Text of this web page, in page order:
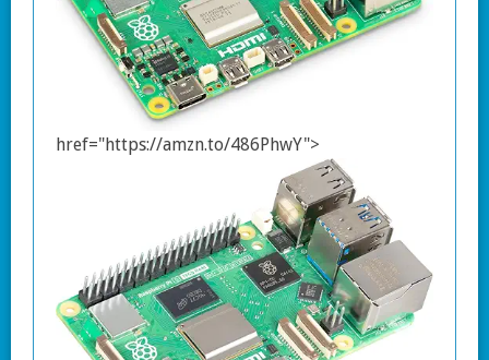
href="https://amzn.to/486PhwY">